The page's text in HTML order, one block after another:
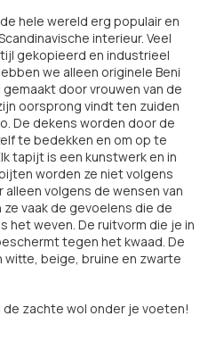
hele wereld erg populair en
interieur. Veel
gekopieerd en industrieel
we alleen originele Beni
door vrouwen van de
oorsprong vindt ten zuiden
De dekens worden door de
te bedekken en om op te
tapijt is een kunstwerk en in
worden ze niet volgens
volgens de wensen van
vaak de gevoelens die de
het weven. De ruitvorm die je in
tegen het kwaad. De
witte, beige, bruine en zwarte
zachte wol onder je voeten!